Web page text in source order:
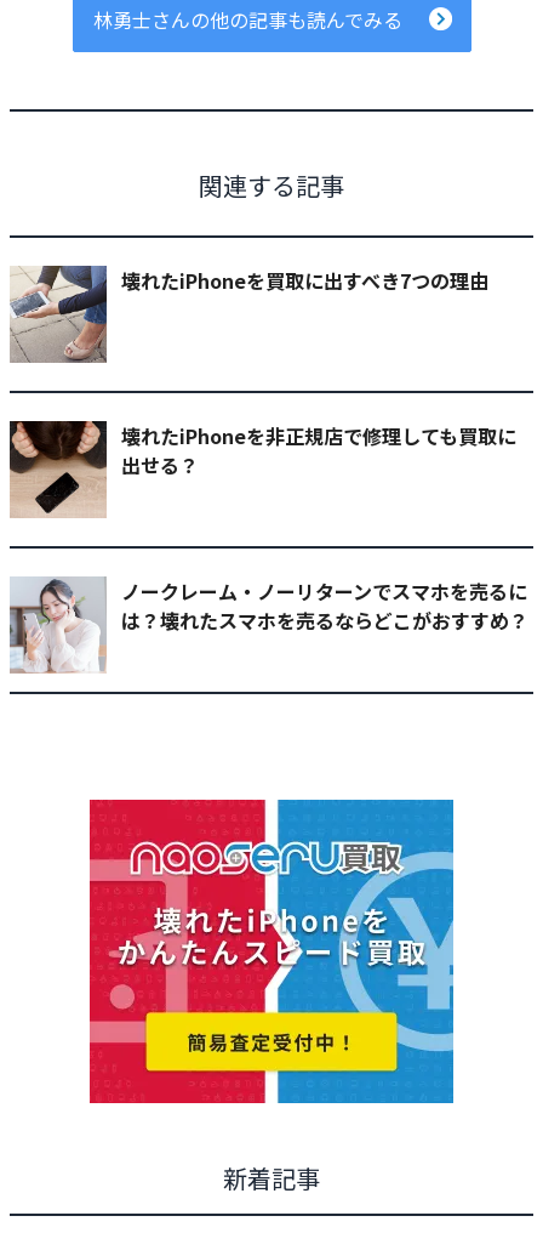
林勇士さんの他の記事も読んでみる
関連する記事
壊れたiPhoneを買取に出すべき7つの理由
壊れたiPhoneを非正規店で修理しても買取に
出せる？
ノークレーム・ノーリターンでスマホを売るに
は？壊れたスマホを売るならどこがおすすめ？
新着記事